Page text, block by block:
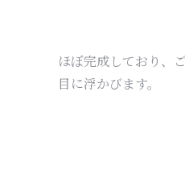
ほぼ完成しており、
目に浮かびます。